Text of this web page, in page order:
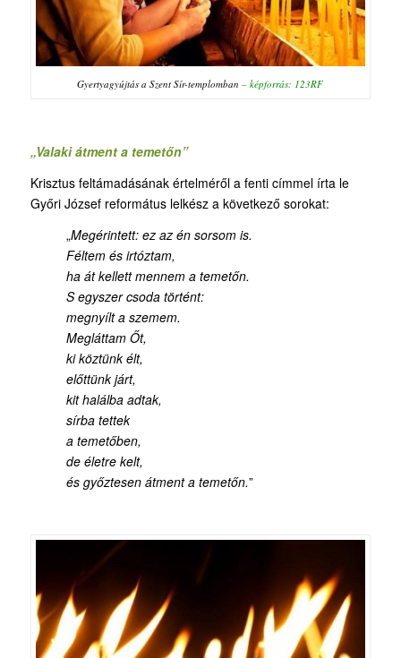
Gyertyagyújtás a Szent Sír-templomban– képforrás: 123RF
„Valaki átment a temetőn”
Krisztus feltámadásának értelméről a fenti címmel írta le
Győri József református lelkész a következő sorokat:
„Megérintett: ez az én sorsom is.
Féltem és irtóztam,
ha át kellett mennem a temetőn.
S egyszer csoda történt:
megnyílt a szemem.
Megláttam Őt,
ki köztünk élt,
előttünk járt,
kit halálba adtak,
sírba tettek
a temetőben,
de életre kelt,
és győztesen átment a temetőn.”